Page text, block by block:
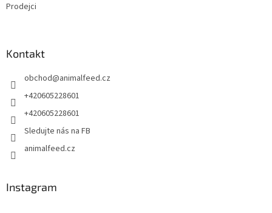
Prodejci
Kontakt
obchod@animalfeed.cz
+420605228601
+420605228601
Sledujte nás na FB
animalfeed.cz
Instagram